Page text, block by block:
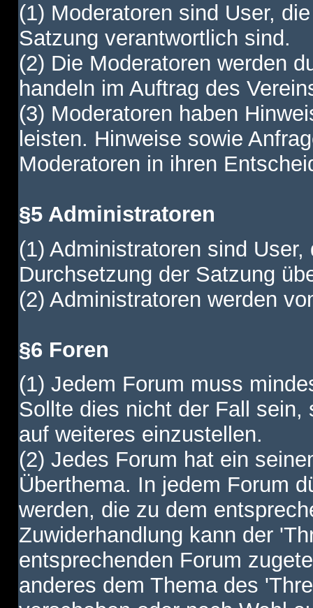
(1) Moderatoren sind User,
Satzung verantwortlich sind.
(2) Die Moderatoren werden
handeln im Auftrag des
(3) Moderatoren haben
leisten. Hinweise sowie
Moderatoren in ihren
§5 Administratoren
(1) Administratoren sind
Durchsetzung der Satzung
(2) Administratoren werden
§6 Foren
(1) Jedem Forum muss
Sollte dies nicht der Fall
auf weiteres einzustellen.
(2) Jedes Forum hat ein
Überthema. In jedem Forum
werden, die zu dem
Zuwiderhandlung kann der
entsprechenden Forum
anderes dem Thema des